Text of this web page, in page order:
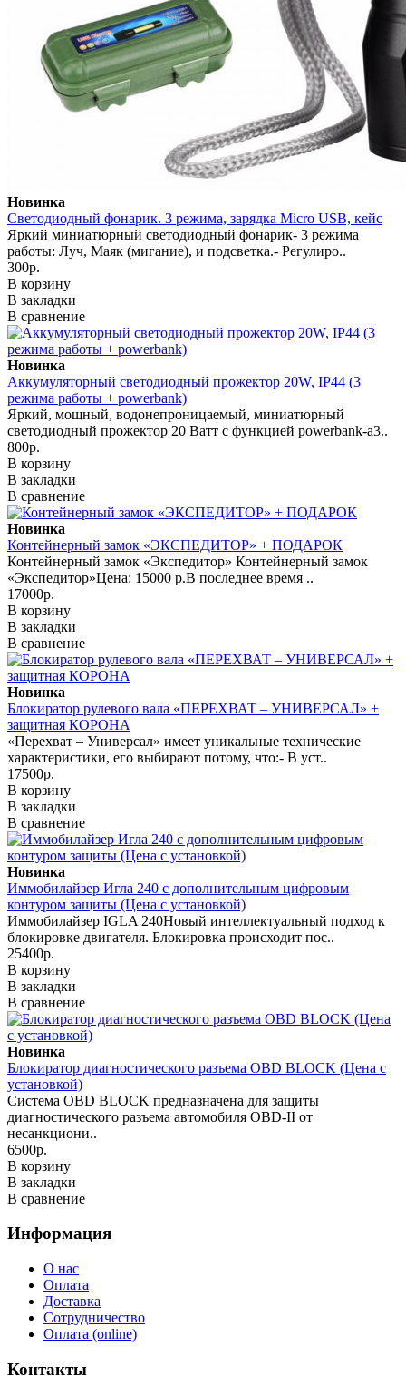
Новинка
Светодиодный фонарик. 3 режима, зарядка Micro USB, кейс
Яркий миниатюрный светодиодный фонарик- 3 режима
работы: Луч, Маяк (мигание), и подсветка.- Регулиро..
300р.
В корзину
В закладки
В сравнение
Новинка
Аккумуляторный светодиодный прожектор 20W, IP44 (3
режима работы + powerbank)
Яркий, мощный, водонепроницаемый, миниатюрный
светодиодный прожектор 20 Ватт с функцией powerbank-а3..
800р.
В корзину
В закладки
В сравнение
Новинка
Контейнерный замок «ЭКСПЕДИТОР» + ПОДАРОК
Контейнерный замок «Экспедитор» Контейнерный замок
«Экспедитор»Цена: 15000 р.В последнее время ..
17000р.
В корзину
В закладки
В сравнение
Новинка
Блокиратор рулевого вала «ПЕРЕХВАТ – УНИВЕРСАЛ» +
защитная КОРОНА
«Перехват – Универсал» имеет уникальные технические
характеристики, его выбирают потому, что:- В уст..
17500р.
В корзину
В закладки
В сравнение
Новинка
Иммобилайзер Игла 240 с дополнительным цифровым
контуром защиты (Цена с установкой)
Иммобилайзер IGLA 240Новый интеллектуальный подход к
блокировке двигателя. Блокировка происходит пос..
25400р.
В корзину
В закладки
В сравнение
Новинка
Блокиратор диагностического разъема OBD BLOCK (Цена с
установкой)
Система OBD BLOCK предназначена для защиты
диагностического разъема автомобиля OBD-II от
несанкциони..
6500р.
В корзину
В закладки
В сравнение
Информация
О нас
Оплата
Доставка
Сотрудничество
Оплата (online)
Контакты